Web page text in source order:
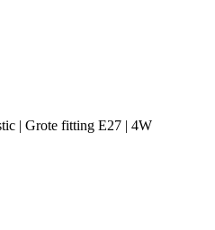
| Grote fitting E27 | 4W